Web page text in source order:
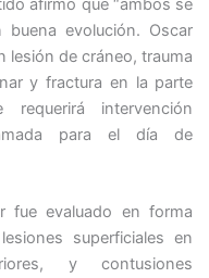
afirmó que “ambos se
evolución. Oscar
lesión de cráneo, trauma
y fractura en la parte
intervención
para el día de
fue evaluado en forma
superficiales en
y contusiones